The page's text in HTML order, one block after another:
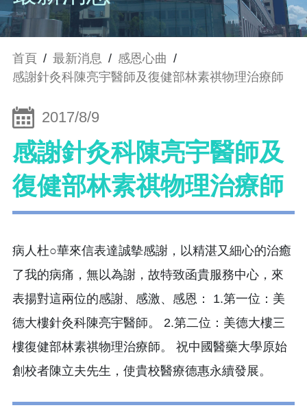
首頁 / 最新消息 / 感恩心曲 /
感謝針灸科陳亮宇醫師及復健部林素祺物理治療師
2017/8/9
感謝針灸科陳亮宇醫師及
復健部林素祺物理治療師
病人杜○華來信表達誠摰感謝，以精湛又細心的治癒
了我的病痛，無以為謝，故特致函貴服務中心，來
表揚對這兩位的感謝、感激、感恩： 1.第一位：美
德大樓針灸科陳亮宇醫師。 2.第二位：美德大樓三
樓復健部林素祺物理治療師。 祝中國醫藥大學原始
創校者陳立夫先生，使貴校醫療德惠永續發展。